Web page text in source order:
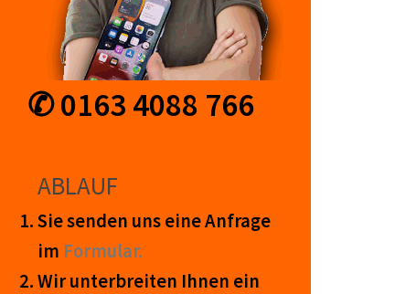
✆ 0163 4088 766
ABLAUF
Sie senden uns eine An­frage
im Form­ular.
Wir unter­breiten Ihnen ein